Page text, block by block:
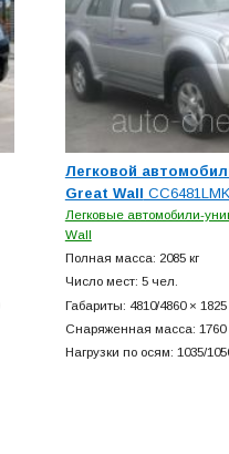
Легковой
Great Wall
Легковые автомобили-
Wall
Полная масса: 2085 кг
Число мест: 5 чел.
Габариты: 4810/4860 ×
Снаряженная масса: 1760
Нагрузки по осям: 1035/